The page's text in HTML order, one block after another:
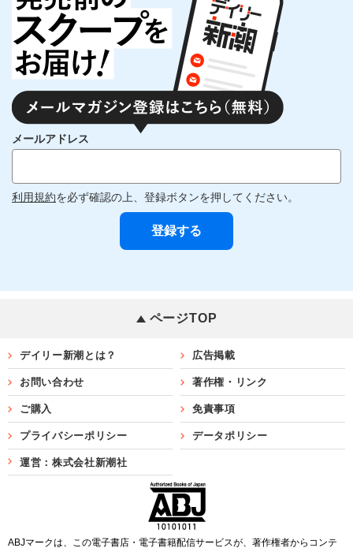
メールアドレス
利用規約を必ず確認の上、登録ボタンを押してください。
ページTOP
デイリー新潮とは？ 広告掲載
お問い合わせ 著作権・リンク
ご購入 免責事項
プライバシーポリシー データポリシー
運営：株式会社新潮社
ABJマークは、この電子書店・電子書籍配信サービスが、著作権者からコンテ